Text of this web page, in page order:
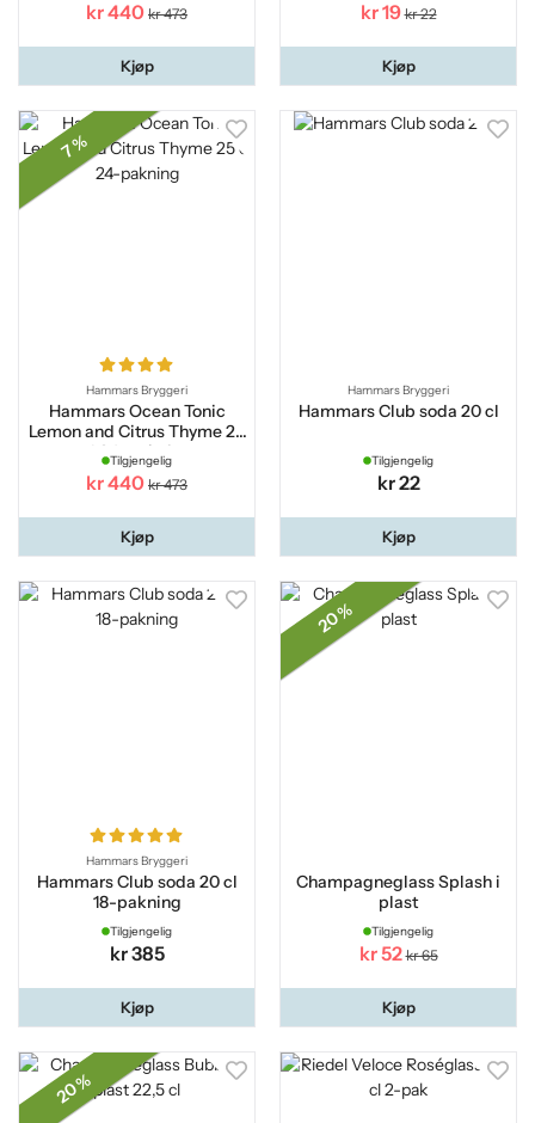
kr 440 kr 473
Kjøp
kr 19 kr 22
Kjøp
7 %
Hammars Bryggeri
Hammars Ocean Tonic
Lemon and Citrus Thyme 25
cl 24-pakning
Tilgjengelig
kr 440 kr 473
Kjøp
Hammars Bryggeri
Hammars Club soda 20 cl
Tilgjengelig
kr 22
Kjøp
Hammars Bryggeri
Hammars Club soda 20 cl
18-pakning
Tilgjengelig
kr 385
Kjøp
20 %
Champagneglass Splash i
plast
Tilgjengelig
kr 52 kr 65
Kjøp
20 %